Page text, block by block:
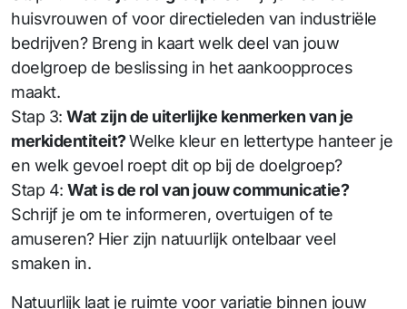
huisvrouwen of voor directieleden van industriële
bedrijven? Breng in kaart welk deel van jouw
doelgroep de beslissing in het aankoopproces
maakt.
Stap 3: Wat zijn de uiterlijke kenmerken van je
merkidentiteit?Welke kleur en lettertype hanteer je
en welk gevoel roept dit op bij de doelgroep?
Stap 4: Wat is de rol van jouw communicatie?
Schrijf je om te informeren, overtuigen of te
amuseren? Hier zijn natuurlijk ontelbaar veel
smaken in.
Natuurlijk laat je ruimte voor variatie binnen jouw